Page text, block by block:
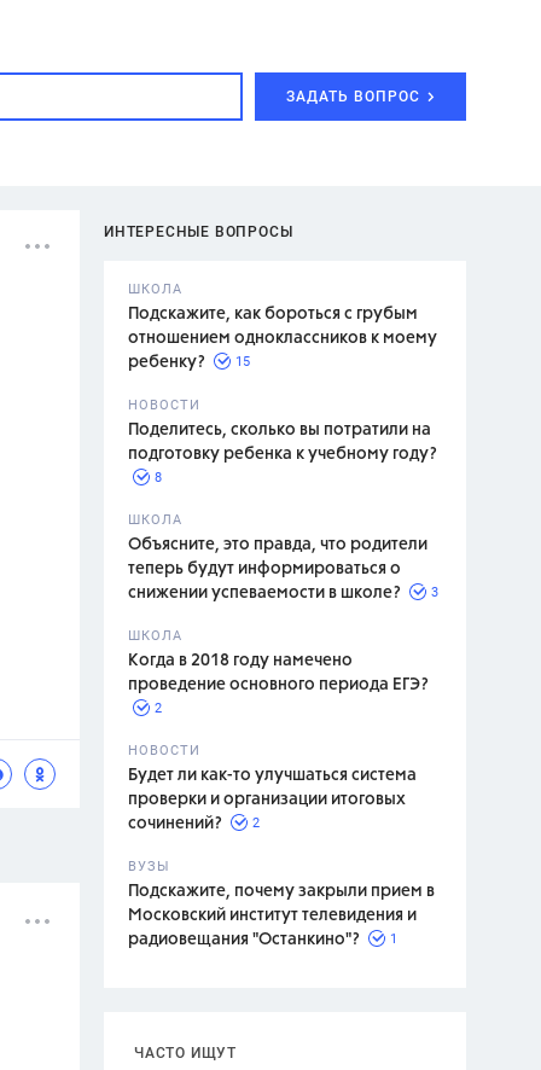
ЗАДАТЬ ВОПРОС
ИНТЕРЕСНЫЕ ВОПРОСЫ
ШКОЛА
Подскажите, как бороться с грубым
отношением одноклассников к моему
ребенку?
15
НОВОСТИ
Поделитесь, сколько вы потратили на
подготовку ребенка к учебному году?
8
ШКОЛА
Объясните, это правда, что родители
теперь будут информироваться о
снижении успеваемости в школе?
3
ШКОЛА
Когда в 2018 году намечено
проведение основного периода ЕГЭ?
2
НОВОСТИ
Будет ли как-то улучшаться система
проверки и организации итоговых
сочинений?
2
ВУЗЫ
Подскажите, почему закрыли прием в
Московский институт телевидения и
радиовещания "Останкино"?
1
ЧАСТО ИЩУТ